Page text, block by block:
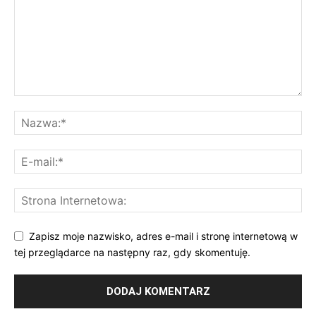
Zapisz moje nazwisko, adres e-mail i stronę internetową w
tej przeglądarce na następny raz, gdy skomentuję.